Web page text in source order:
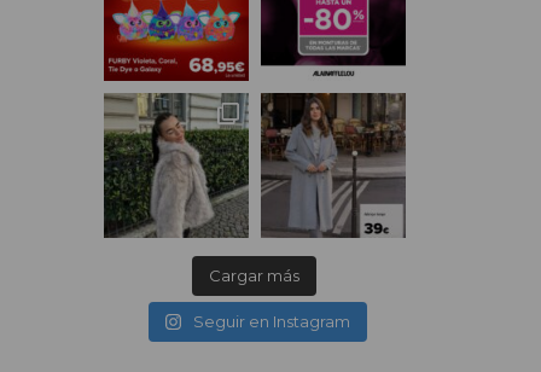
Cargar más
Seguir en Instagram